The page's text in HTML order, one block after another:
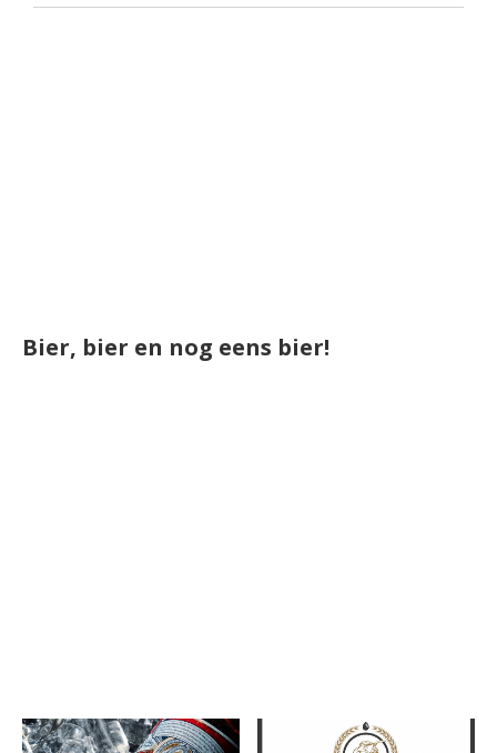
Bier, bier en nog eens bier!